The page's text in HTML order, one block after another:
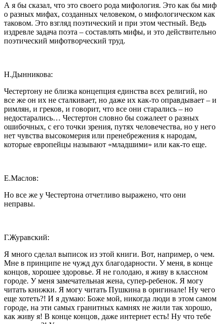
А я бы сказал, что это своего рода мифология. Это как бы миф
о разных мифах, созданных человеком, о мифологическом как
таковом. Это взгляд поэтический и при этом честный. Ведь
издревле задача поэта – составлять мифы, и это действительно
поэтический мифотворческий труд.
Н.Дынникова:
Честертону не близка концепция единства всех религий, но
все же он их не сталкивает, но даже их как-то оправдывает – и
римлян, и греков, и говорит, что все они старались – но
недостарались… Честертон словно бы сожалеет о разных
ошибочных, с его точки зрения, путях человечества, но у него
нет чувства высокомерия или пренебрежения к народам,
которые европейцы называют «младшими» или как-то еще.
Е.Маслов:
Но все же у Честертона отчетливо выражено, что они
неправы.
Г.Журавский:
Я много сделал выписок из этой книги. Вот, например, о чем.
Мне в принципе не чужд дух благодарности. У меня, в конце
концов, хорошее здоровье. Я не голодаю, я живу в классном
городе. У меня замечательная жена, супер-ребенок. Я могу
читать книжки. Я могу читать Пушкина в оригинале! Ну чего
еще хотеть?! И я думаю: Боже мой, никогда люди в этом самом
городе, на эти самых гранитных камнях не жили так хорошо,
как живу я! В конце концов, даже интернет есть! Ну что тебе